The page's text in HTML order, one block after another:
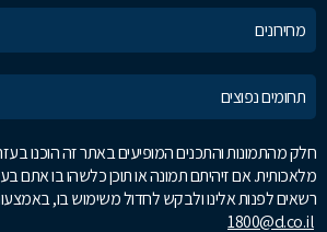
מחירונים
תחומים נפוצים
חלק מהתמונות והתכנים המופיעים באתר זה הוכנו
מלאכותית. אם זיהיתם תמונה או תוכן כלשהו בו אתם
רשאים לפנות אלינו ולבקש לחדול משימוש בו,
1800@d.co.il